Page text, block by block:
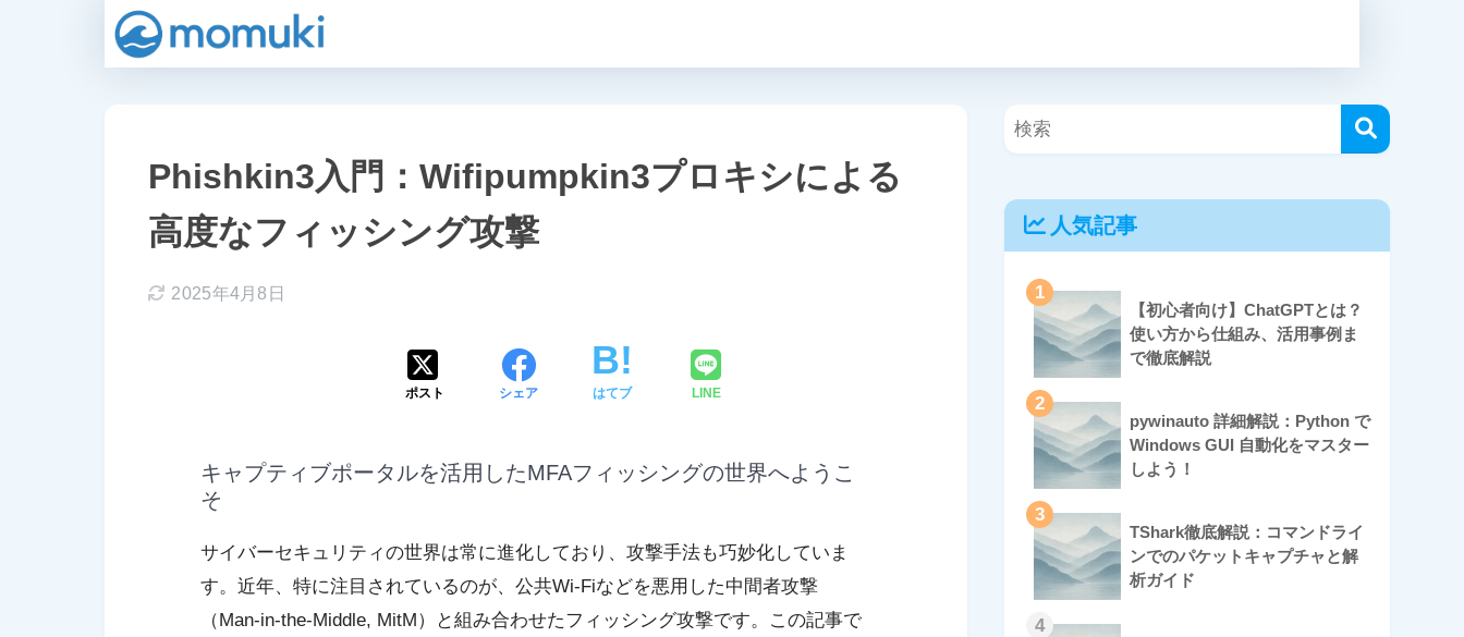
Phishkin3入門：Wifipumpkin3プロキシによる
高度なフィッシング攻撃
2025年4月8日
ポスト シェア はてブ LINE
キャプティブポータルを活用したMFAフィッシングの世界へようこ
そ
サイバーセキュリティの世界は常に進化しており、攻撃手法も巧妙化していま
す。近年、特に注目されているのが、公共Wi-Fiなどを悪用した中間者攻撃
（Man-in-the-Middle, MitM）と組み合わせたフィッシング攻撃です。この記事で
人気記事
1
【初心者向け】ChatGPTとは？
使い方から仕組み、活用事例ま
で徹底解説
2
pywinauto 詳細解説：Python で
Windows GUI 自動化をマスター
しよう！
3
TShark徹底解説：コマンドライ
ンでのパケットキャプチャと解
析ガイド
4